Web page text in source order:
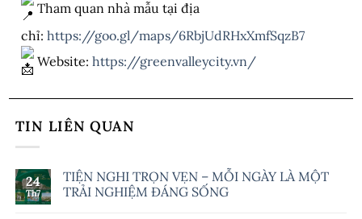
Tham quan nhà mẫu tại địa
chỉ:https://goo.gl/maps/6RbjUdRHxXmfSqzB7
Website:https://greenvalleycity.vn/
TIN LIÊN QUAN
24
Th7
TIỆN NGHI TRỌN VẸN – MỖI NGÀY LÀ MỘT
TRẢI NGHIỆM ĐÁNG SỐNG